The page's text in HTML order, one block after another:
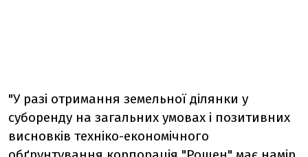
"У разі отримання земельної ділянки у
суборенду на загальних умовах і позитивних
висновків техніко-економічного